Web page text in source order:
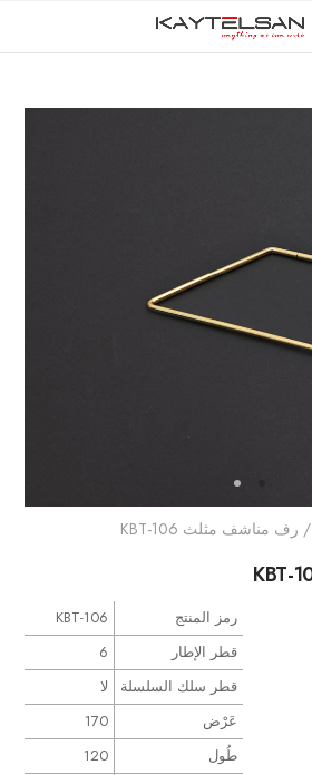
/ رف مناشف مثلث KBT-106
رمز المنتج
KBT-106
قطر الإطار
6
قطر سلك السلسلة
لا
عَرْض
170
طُول
120